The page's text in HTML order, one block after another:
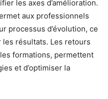
les axes d’amélioration.
aux professionnels
processus d’évolution, ce
résultats. Les retours
formations, permettent
et d’optimiser la